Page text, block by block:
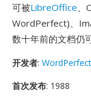
可被LibreOffice、
WordPerfect)、
数十年前的文档仍
开发者:
首次发布: 1988